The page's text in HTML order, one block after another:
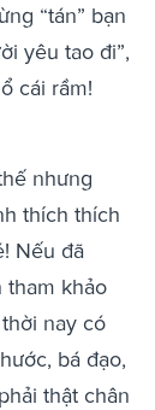
“tán” bạn
yêu tao đi”,
cái rầm!
nhưng
thích thích
Nếu đã
tham khảo
nay có
bá đạo,
thật chân